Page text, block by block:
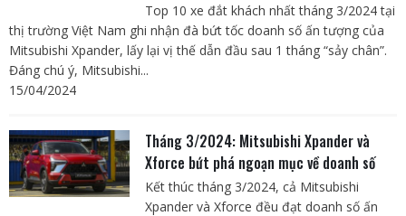
Top 10 xe đắt khách nhất tháng 3/2024 tại
thị trường Việt Nam ghi nhận đà bứt tốc doanh số ấn tượng của
Mitsubishi Xpander, lấy lại vị thế dẫn đầu sau 1 tháng “sảy chân”.
Đáng chú ý, Mitsubishi...
15/04/2024
Tháng 3/2024: Mitsubishi Xpander và
Xforce bứt phá ngoạn mục về doanh số
Kết thúc tháng 3/2024, cả Mitsubishi
Xpander và Xforce đều đạt doanh số ấn